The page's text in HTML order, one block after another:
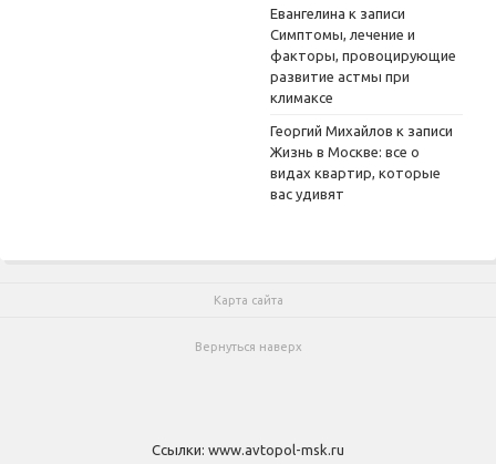
Евангелина к записи
Симптомы, лечение и
факторы, провоцирующие
развитие астмы при
климаксе
Георгий Михайлов к записи
Жизнь в Москве: все о
видах квартир, которые
вас удивят
Карта сайта
Вернуться наверх
Ссылки: www.avtopol-msk.ru